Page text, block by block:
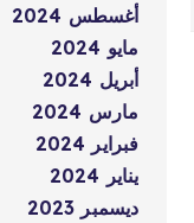
أغسطس 2024
مايو 2024
أبريل 2024
مارس 2024
فبراير 2024
يناير 2024
ديسمبر 2023